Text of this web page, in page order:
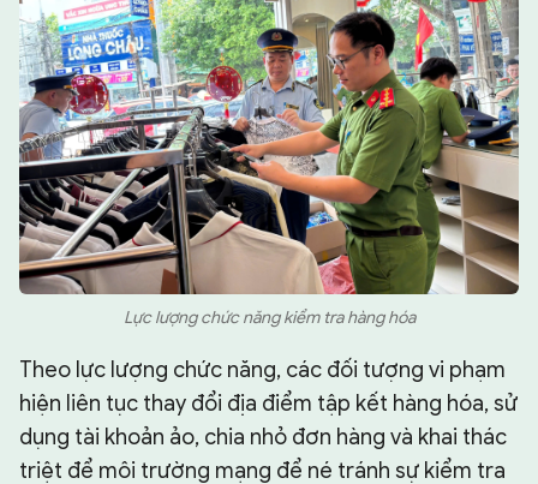
Lực lượng chức năng kiểm tra hàng hóa
Theo lực lượng chức năng, các đối tượng vi phạm
hiện liên tục thay đổi địa điểm tập kết hàng hóa, sử
dụng tài khoản ảo, chia nhỏ đơn hàng và khai thác
triệt để môi trường mạng để né tránh sự kiểm tra